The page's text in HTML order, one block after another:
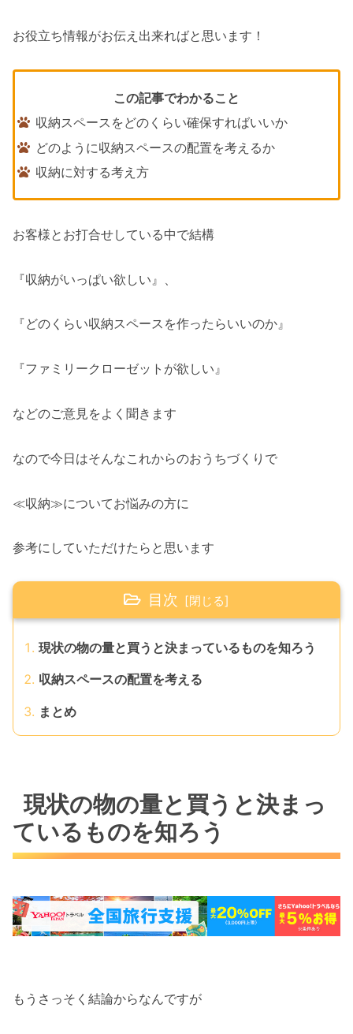
お役立ち情報がお伝え出来ればと思います！
この記事でわかること
収納スペースをどのくらい確保すればいいか
どのように収納スペースの配置を考えるか
収納に対する考え方
お客様とお打合せしている中で結構
『収納がいっぱい欲しい』、
『どのくらい収納スペースを作ったらいいのか』
『ファミリークローゼットが欲しい』
などのご意見をよく聞きます
なので今日はそんなこれからのおうちづくりで
≪収納≫についてお悩みの方に
参考にしていただけたらと思います
目次
現状の物の量と買うと決まっているものを知ろう
収納スペースの配置を考える
まとめ
現状の物の量と買うと決まっ
ているものを知ろう
もうさっそく結論からなんですが